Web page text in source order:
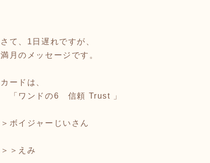
さて、1日遅れですが、
満月のメッセージです。
カードは、
「ワンドの6 信頼 Trust 」
＞ボイジャーじいさん
＞＞えみ